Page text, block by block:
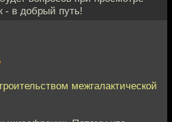
- в добрый путь!
межгалактической